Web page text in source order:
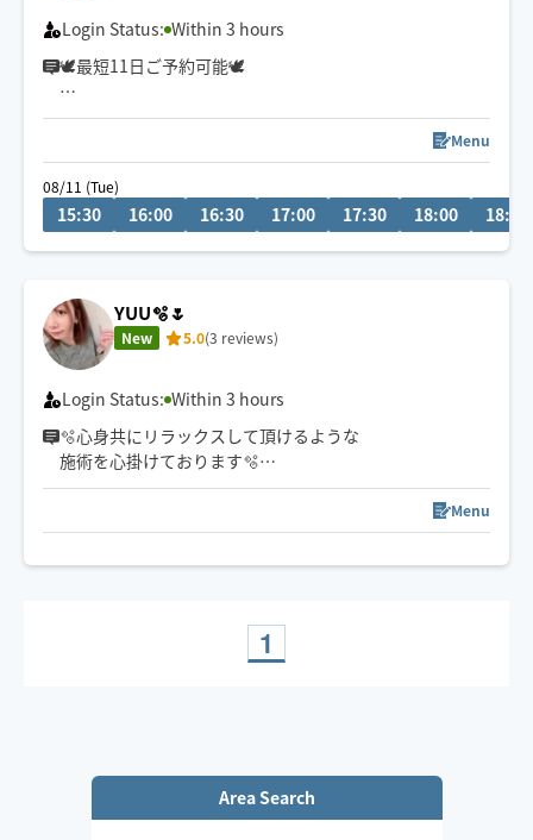
Login Status: Within 3 hours
🕊最短11日ご予約可能🕊
冷やかしチャットが多い為
ご質問等は1度ご予約リクエストしていただいた後にお願
いします🙏
⚠️予約はご希望日の当日13時までに
そんな方は【もみほぐし×オイル】が
おすすめ✨
女性のお客様もご利用大歓迎です💃
Menu
08/11 (Tue)
15:30 16:00 16:30 17:00 17:30 18:00 18:30
YUU🫧🌷
New 5.0(3 reviews)
Login Status: Within 3 hours
🫧心身共にリラックスして頂けるような
施術を心掛けてお️ります🫧
暖かい手と意外と力強い施術が
⚠︎当日のリクエストは
伺えない事もございますので
Menu
1
Area Search